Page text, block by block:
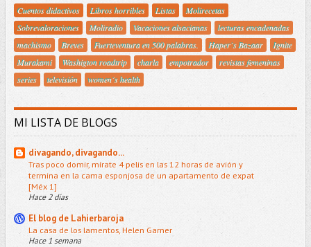
Cuentos didactivos
Libros horribles Listas
Molirecetas
Sobrevaloraciones
Moliradio Vacaciones alsacianas
lecturas encadenadas
machismo
Breves Fuerteventura en 500 palabras. Haper´s Bazaar
Ignite
Murakami
Washigton roadtrip charla empotrador
revistas femeninas
series
televisión women´s health
MI LISTA DE BLOGS
divagando, divagando...
Tras poco domir, mírate 4 pelis en las 12 horas de avión y
termina en la cama esponjosa de un apartamento de expat
[Méx 1]
Hace 2 días
El blog de Lahierbaroja
La casa de los lamentos, Helen Garner
Hace 1 semana